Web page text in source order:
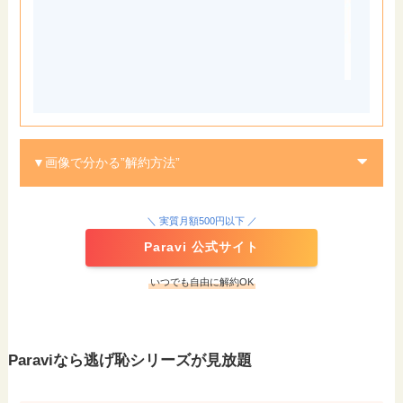
▼画像で分かる”解約方法”
STEP
＼ 実質月額500円以下 ／
Paravi 公式サイト
いつでも自由に解約OK
Paraviなら逃げ恥シリーズが見放題